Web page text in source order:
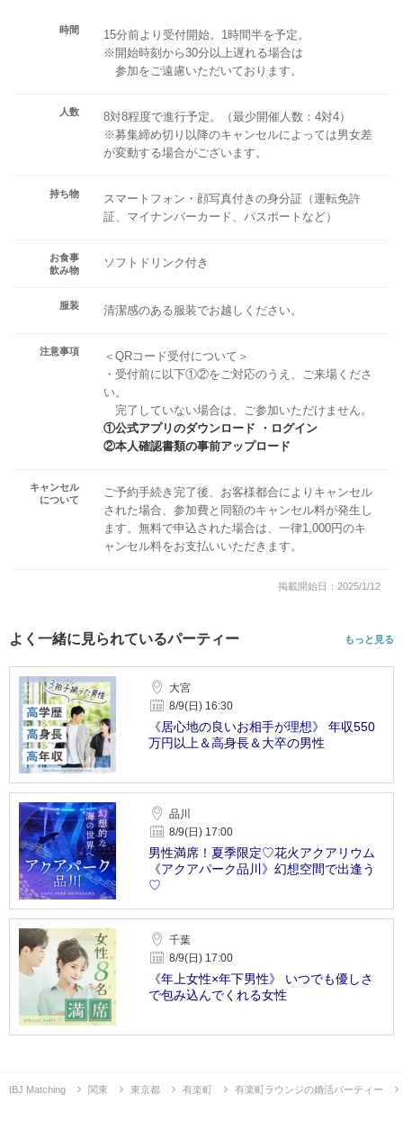
時間
15分前より受付開始。1時間半を予定。
※開始時刻から30分以上遅れる場合は
参加をご遠慮いただいております。
人数
8対8程度で進行予定。（最少開催人数：4対4）
※募集締め切り以降のキャンセルによっては男女差
が変動する場合がございます。
持ち物
スマートフォン・顔写真付きの身分証（運転免許
証、マイナンバーカード、パスポートなど）
お食事
飲み物
ソフトドリンク付き
服装 清潔感のある服装でお越しください。
注意事項
＜QRコード受付について＞
・受付前に以下①②をご対応のうえ、ご来場くださ
い。
完了していない場合は、ご参加いただけません。
①公式アプリのダウンロード ・ログイン
②本人確認書類の事前アップロード
キャンセル
について
ご予約手続き完了後、お客様都合によりキャンセル
された場合、参加費と同額のキャンセル料が発生し
ます。無料で申込された場合は、一律1,000円のキ
ャンセル料をお支払いいただきます。
掲載開始日：2025/1/12
よく一緒に見られているパーティー もっと見る
大宮
8/9(日) 16:30
《居心地の良いお相手が理想》 年収550
万円以上＆高身長＆大卒の男性
品川
8/9(日) 17:00
男性満席！夏季限定♡花火アクアリウム
《アクアパーク品川》幻想空間で出逢う
♡
千葉
8/9(日) 17:00
《年上女性×年下男性》 いつでも優しさ
で包み込んでくれる女性
IBJ Matching 関東 東京都 有楽町 有楽町ラウンジの婚活パーティー